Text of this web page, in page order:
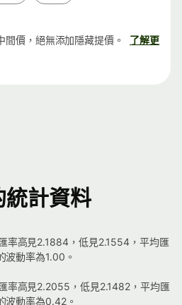
價，絕無添加隱藏提價。
了解更
統計資料
率高見2.1884，低見2.1554，平均匯
波動率為1.00。
率高見2.2055，低見2.1482，平均匯
波動率為0.42。